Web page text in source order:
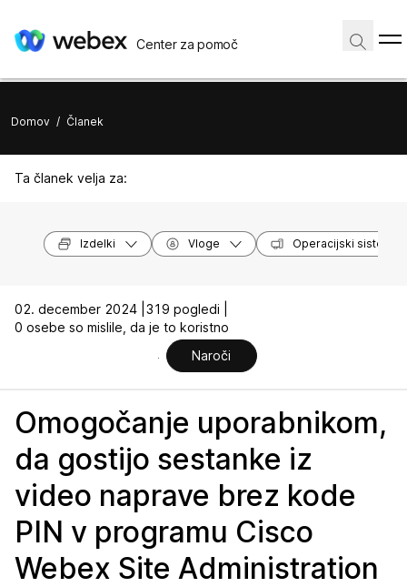
Center za pomoč
Domov / Članek
Ta članek velja za:
Izdelki Vloge Operacijski sistemi
02. december 2024 | 319 pogledi |
0 osebe so mislile, da je to koristno
Naroči
Omogočanje uporabnikom,
da gostijo sestanke iz
video naprave brez kode
PIN v programu Cisco
Webex Site Administration